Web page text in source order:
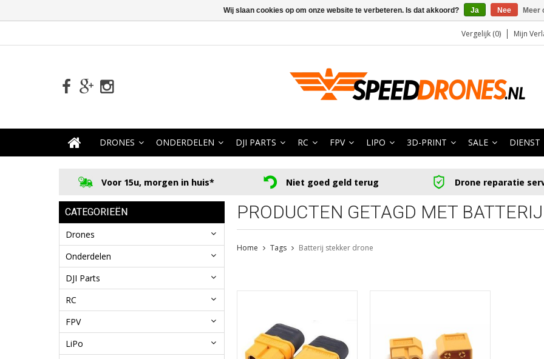
Vergelijk (0) Mijn
DRONES ONDERDELEN DJI PARTS RC FPV LIPO 3D-PRINT SALE DIENST
Voor 15u, morgen in huis* Niet goed geld terug Drone reparatie
CATEGORIEËN
Drones
Onderdelen
DJI Parts
RC
FPV
LiPo
PRODUCTEN GETAGD MET
Home Tags Batterij stekker drone
Wij slaan cookies op om onze website te verbeteren. Is dat akkoord? Ja Nee Meer